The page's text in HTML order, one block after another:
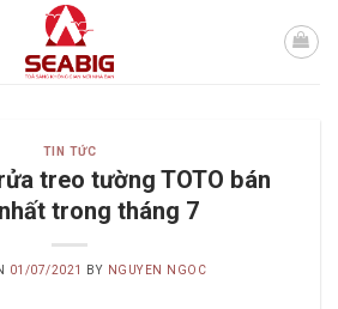
TIN TỨC
treo tường TOTO bán
trong tháng 7
01/07/2021 BY NGUYEN NGOC